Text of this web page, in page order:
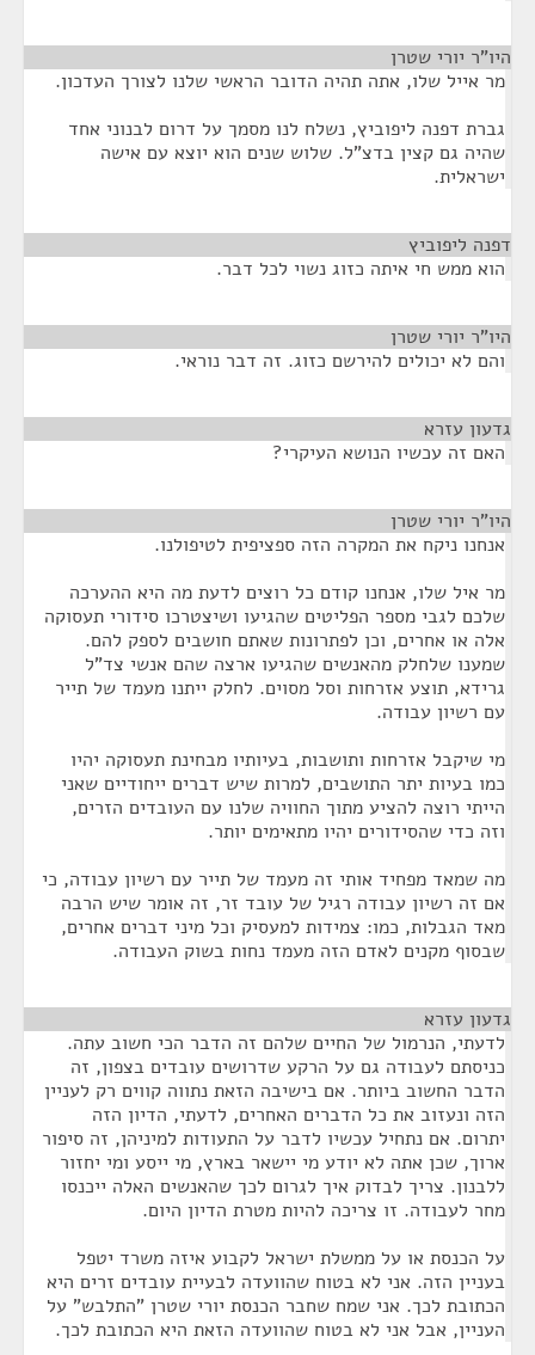
היו"ר יורי שטרן
מר אייל שלו, אתה תהיה הדובר הראשי שלנו לצורך העדכון.
גברת דפנה ליפוביץ, נשלח לנו מסמך על דרום לבנוני אחד
שהיה גם קצין בדצ"ל. שלוש שנים הוא יוצא עם אישה
ישראלית.
דפנה ליפוביץ
הוא ממש חי איתה כזוג נשוי לכל דבר.
היו"ר יורי שטרן
והם לא יכולים להירשם כזוג. זה דבר נוראי.
גדעון עזרא
האם זה עכשיו הנושא העיקרי?
היו"ר יורי שטרן
אנחנו ניקח את המקרה הזה ספציפית לטיפולנו.
מר איל שלו, אנחנו קודם כל רוצים לדעת מה היא ההערכה
שלכם לגבי מספר הפליטים שהגיעו ושיצטרכו סידורי תעסוקה
אלה או אחרים, וכן לפתרונות שאתם חושבים לספק להם.
שמענו שלחלק מהאנשים שהגיעו ארצה שהם אנשי צד"ל
גרידא, תוצע אזרחות וסל מסוים. לחלק ייתנו מעמד של תייר
עם רשיון עבודה.
מי שיקבל אזרחות ותושבות, בעיותיו מבחינת תעסוקה יהיו
כמו בעיות יתר התושבים, למרות שיש דברים ייחודיים שאני
הייתי רוצה להציע מתוך החוויה שלנו עם העובדים הזרים,
וזה כדי שהסידורים יהיו מתאימים יותר.
מה שמאד מפחיד אותי זה מעמד של תייר עם רשיון עבודה, כי
אם זה רשיון עבודה רגיל של עובד זר, זה אומר שיש הרבה
מאד הגבלות, כמו: צמידות למעסיק וכל מיני דברים אחרים,
שבסוף מקנים לאדם הזה מעמד נחות בשוק העבודה.
גדעון עזרא
לדעתי, הנרמול של החיים שלהם זה הדבר הכי חשוב עתה.
כניסתם לעבודה גם על הרקע שדרושים עובדים בצפון, זה
הדבר החשוב ביותר. אם בישיבה הזאת נתווה קווים רק לעניין
הזה ונעזוב את כל הדברים האחרים, לדעתי, הדיון הזה
יתרום. אם נתחיל עכשיו לדבר על התעודות למיניהן, זה סיפור
ארוך, שכן אתה לא יודע מי יישאר בארץ, מי ייסע ומי יחזור
ללבנון. צריך לבדוק איך לגרום לכך שהאנשים האלה ייכנסו
מחר לעבודה. זו צריכה להיות מטרת הדיון היום.
על הכנסת או על ממשלת ישראל לקבוע איזה משרד יטפל
בעניין הזה. אני לא בטוח שהוועדה לבעיית עובדים זרים היא
הכתובת לכך. אני שמח שחבר הכנסת יורי שטרן "התלבש" על
העניין, אבל אני לא בטוח שהוועדה הזאת היא הכתובת לכך.